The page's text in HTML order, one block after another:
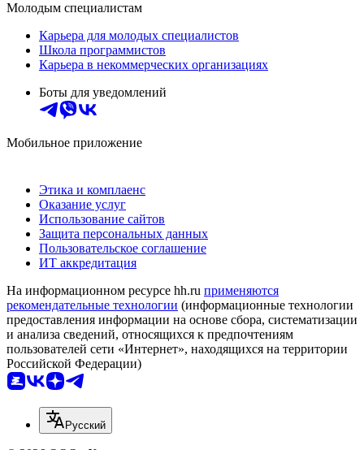
Молодым специалистам
Карьера для молодых специалистов
Школа программистов
Карьера в некоммерческих организациях
Боты для уведомлений
Мобильное приложение
Этика и комплаенс
Оказание услуг
Использование сайтов
Защита персональных данных
Пользовательское соглашение
ИТ аккредитация
На информационном ресурсе hh.ru применяются
рекомендательные технологии (информационные технологии
предоставления информации на основе сбора, систематизации
и анализа сведений, относящихся к предпочтениям
пользователей сети «Интернет», находящихся на территории
Российской Федерации)
Русский